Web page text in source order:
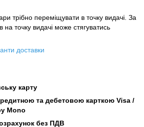
трібно переміщувати в точку видачі. За
на точку видачі може стягуватись
доставки
карту
та дебетовою карткою Visa /
Mono
без ПДВ